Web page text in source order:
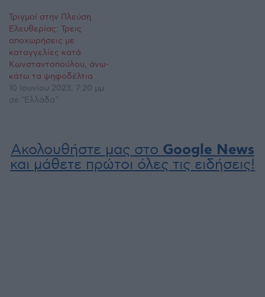
Τριγμοί στην Πλεύση
Ελευθερίας: Τρεις
αποχωρήσεις με
καταγγελίες κατά
Κωνσταντοπούλου, άνω-
κάτω τα ψηφοδέλτια
10 Ιουνίου 2023, 7:20 μμ
σε "Ελλάδα"
Ακολουθήστε μας στο Google News
και μάθετε πρώτοι όλες τις ειδήσεις!